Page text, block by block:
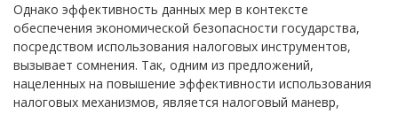
Однако эффективность данных мер в контексте
обеспечения экономической безопасности государства,
посредством использования налоговых инструментов,
вызывает сомнения. Так, одним из предложений,
нацеленных на повышение эффективности использования
налоговых механизмов, является налоговый маневр,